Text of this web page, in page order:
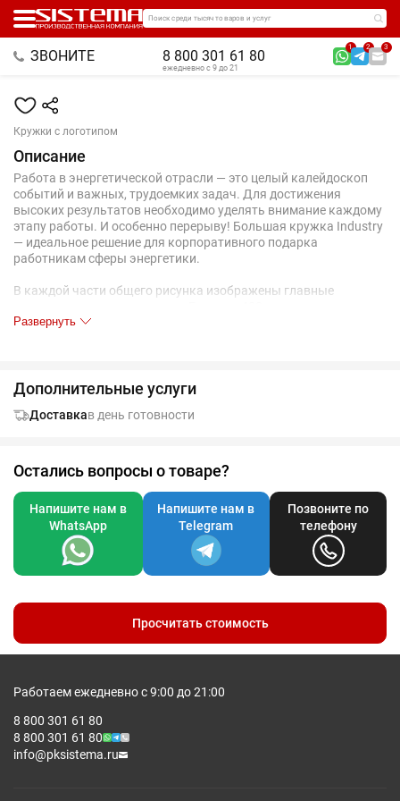
Поиск среди тысяч товаров и услуг
ЗВОНИТЕ 8 800 301 61 80
1 2 3
ежедневно с 9 до 21
Кружки с логотипом
Описание
Работа в энергетической отрасли — это целый калейдоскоп
событий и важных, трудоемких задач. Для достижения
высоких результатов необходимо уделять внимание каждому
этапу работы. И особенно перерыву! Большая кружка Industry
— идеальное решение для корпоративного подарка
работникам сферы энергетики.
В каждой части общего рисунка изображены главные
Развернуть
Дополнительные услуги
Доставкав день готовности
Остались вопросы о товаре?
Напишите нам в
WhatsApp
Напишите нам в
Telegram
Позвоните по
телефону
Просчитать стоимость
Работаем ежедневно с 9:00 до 21:00
8 800 301 61 80
8 800 301 61 80
info@pksistema.ru